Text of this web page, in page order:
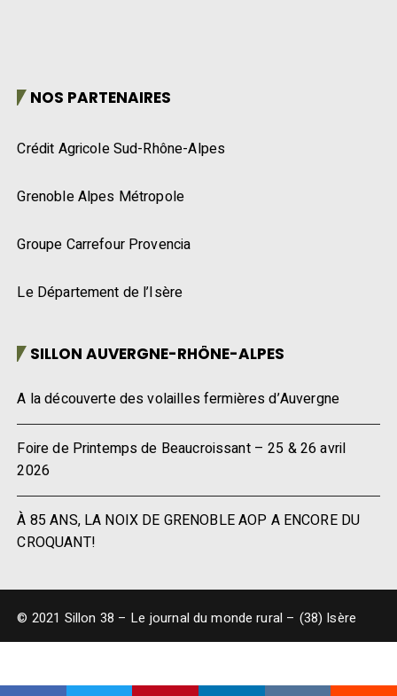
NOS PARTENAIRES
Crédit Agricole Sud-Rhône-Alpes
Grenoble Alpes Métropole
Groupe Carrefour Provencia
Le Département de l’Isère
SILLON AUVERGNE-RHÔNE-ALPES
A la découverte des volailles fermières d’Auvergne
Foire de Printemps de Beaucroissant – 25 & 26 avril
2026
À 85 ANS, LA NOIX DE GRENOBLE AOP A ENCORE DU
CROQUANT!
© 2021 Sillon 38 – Le journal du monde rural – (38) Isère